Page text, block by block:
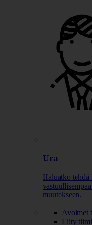
Ura
Haluatko tehdä
muutokseen.
Avoimet
Liity